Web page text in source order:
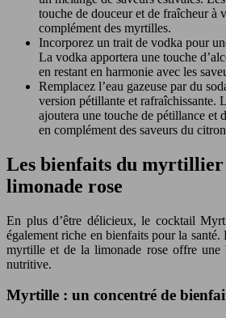
touche de douceur et de fraîcheur à
complément des myrtilles.
Incorporez un trait de vodka pour
La vodka apportera une touche
en restant en harmonie avec les
Remplacez l’eau gazeuse par du
version pétillante et rafraîchissante.
ajoutera une touche de pétillance et
en complément des saveurs du
Les bienfaits du myrtillier
limonade rose
En plus d’être délicieux, le cocktail
également riche en bienfaits pour la
myrtille et de la limonade rose offre une
nutritive.
Myrtille : un concentré de